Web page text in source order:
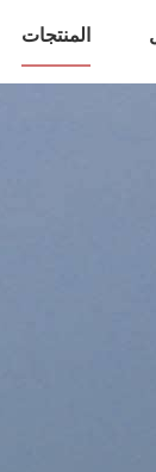
المنتجات